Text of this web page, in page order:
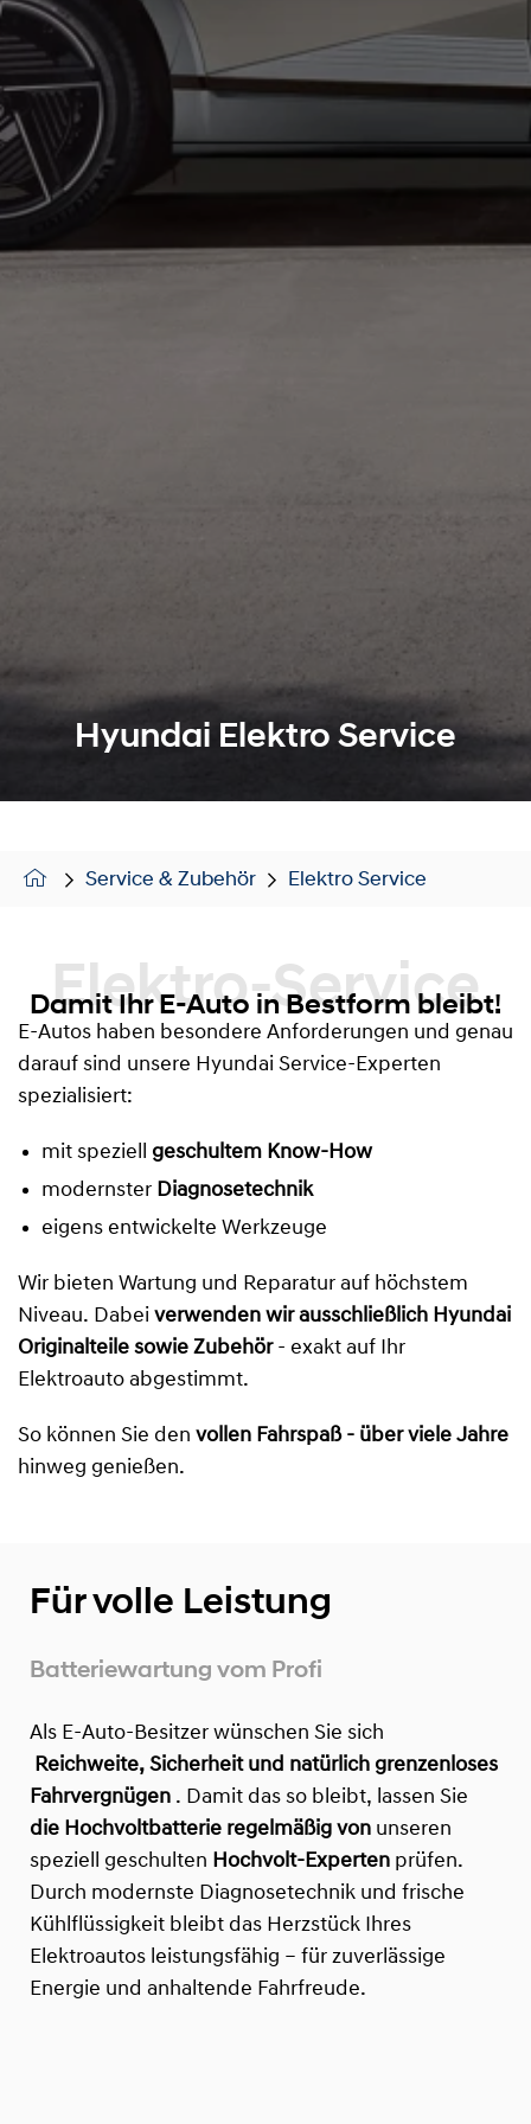
Hyundai Elektro Service
Service & Zubehör Elektro Service
Elektro-Service
Damit Ihr E-Auto in Bestform bleibt!
E-Autos haben besondere Anforderungen und genau
darauf sind unsere Hyundai Service-Experten
spezialisiert:
mit speziell geschultem Know-How
modernster Diagnosetechnik
eigens entwickelte Werkzeuge
Wir bieten Wartung und Reparatur auf höchstem
Niveau. Dabei verwenden wir ausschließlich Hyundai
Originalteile sowie Zubehör- exakt auf Ihr
Elektroauto abgestimmt.
So können Sie den vollen Fahrspaß - über viele Jahre
hinweg genießen.
Für volle Leistung
Batteriewartung vom Profi
Als E-Auto-Besitzer wünschen Sie sich
Reichweite, Sicherheit und natürlich grenzenloses
Fahrvergnügen . Damit das so bleibt, lassen Sie
die Hochvoltbatterie regelmäßig von unseren
speziell geschulten Hochvolt-Experten prüfen.
Durch modernste Diagnosetechnik und frische
Kühlflüssigkeit bleibt das Herzstück Ihres
Elektroautos leistungsfähig – für zuverlässige
Energie und anhaltende Fahrfreude.